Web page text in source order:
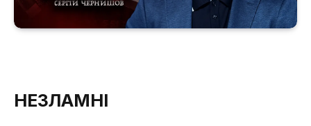
НЕЗЛАМНІ